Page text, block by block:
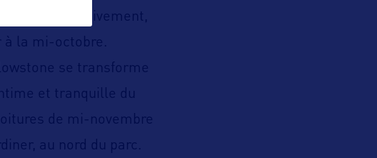
progressivement,
à la mi-octobre.
se transforme
et tranquille du
de mi-novembre
au nord du parc.